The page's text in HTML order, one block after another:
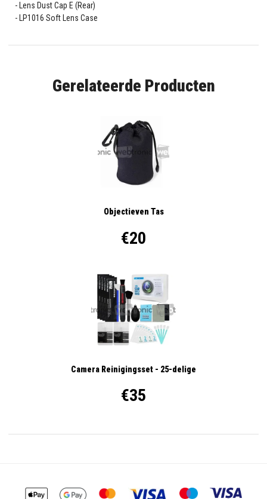
Lens Dust Cap E (Rear)
LP1016 Soft Lens Case
Gerelateerde Producten
Objectieven Tas
€20
Camera Reinigingsset - 25-delige
€35